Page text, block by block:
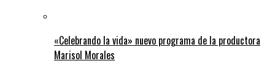
«Celebrando la vida» nuevo programa de la productora
Marisol Morales